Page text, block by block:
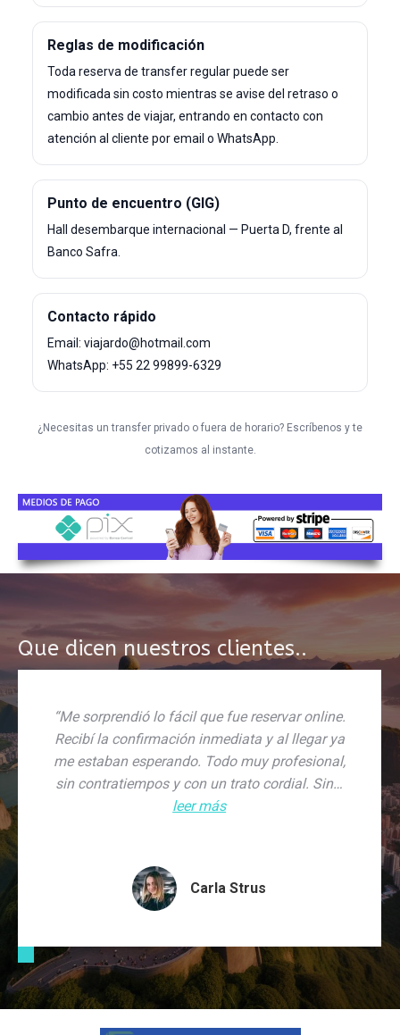
Reglas de modificación
Toda reserva de transfer regular puede ser
modificada sin costo mientras se avise del retraso o
cambio antes de viajar, entrando en contacto con
atención al cliente por email o WhatsApp.
Punto de encuentro (GIG)
Hall desembarque internacional — Puerta D, frente al
Banco Safra.
Contacto rápido
Email: viajardo@hotmail.com
WhatsApp: +55 22 99899-6329
¿Necesitas un transfer privado o fuera de horario? Escríbenos y te
cotizamos al instante.
Que dicen nuestros clientes..
Carla Strus
“Me sorprendió lo fácil que fue reservar online.
Recibí la confirmación inmediata y al llegar ya
me estaban esperando. Todo muy profesional,
sin contratiempos y con un trato cordial. Sin…
leer más